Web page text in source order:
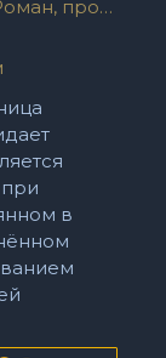
проза
в